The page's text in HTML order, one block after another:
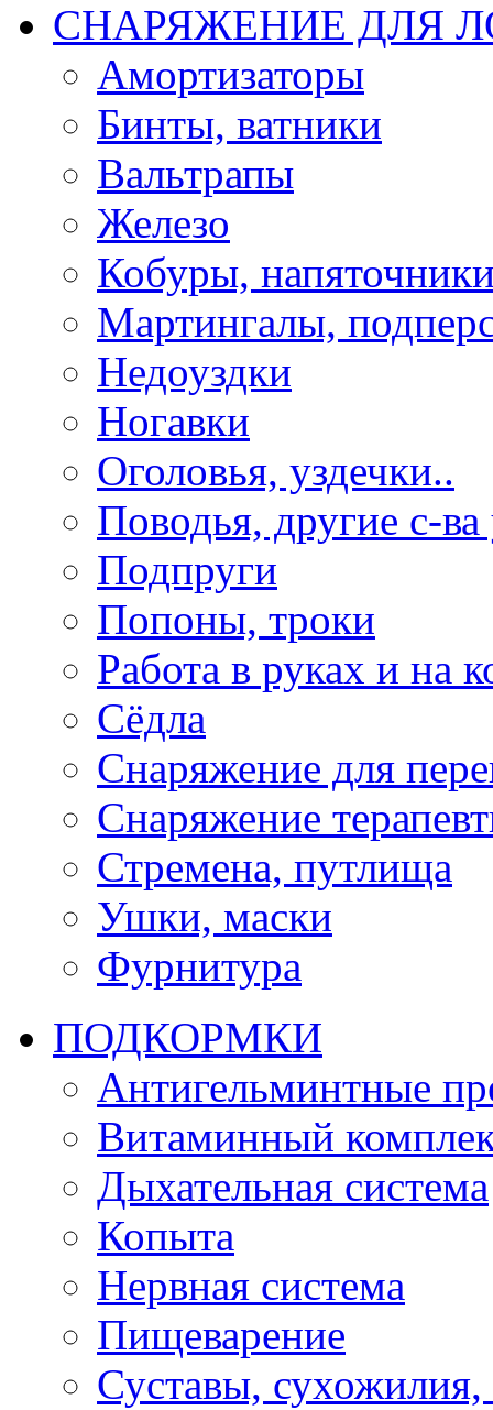
СНАРЯЖЕНИЕ ДЛЯ
Амортизаторы
Бинты, ватники
Вальтрапы
Железо
Кобуры,
Мартингалы,
Недоуздки
Ногавки
Оголовья, уздечки..
Поводья, другие с-
Подпруги
Попоны, троки
Работа в руках и на
Сёдла
Снаряжение для
Снаряжение
Стремена, путлища
Ушки, маски
Фурнитура
ПОДКОРМКИ
Антигельминтные
Витаминный
Дыхательная система
Копыта
Нервная система
Пищеварение
Суставы, сухожилия,